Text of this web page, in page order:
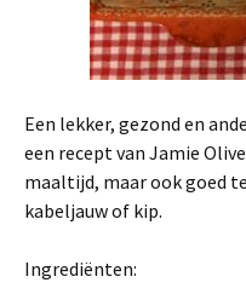
Een lekker, gezond en
een recept van Jamie
maaltijd, maar ook goed
kabeljauw of kip.
Ingrediënten: